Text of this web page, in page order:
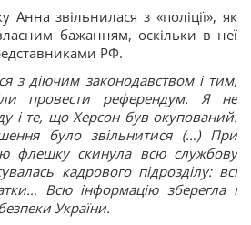
Анна звільнилася з «поліції», як
бажанням, оскільки в неї
РФ.
з діючим законодавством і тим,
провести референдум. Я не
і те, що Херсон був окупований.
було звільнитися (…) При
флешку скинула всю службову
кадрового підрозділу: всі
Всю інформацію зберегла і
України.